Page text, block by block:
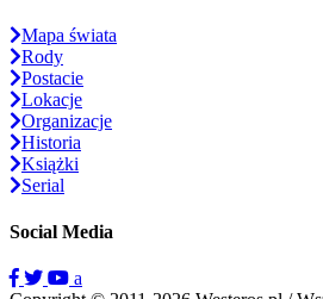
Mapa świata
Rody
Postacie
Lokacje
Organizacje
Historia
Książki
Serial
Social Media
a